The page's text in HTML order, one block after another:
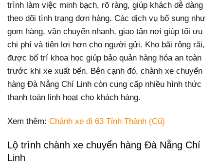
trình làm việc minh bạch, rõ ràng, giúp khách dễ dàng
theo dõi tình trạng đơn hàng. Các dịch vụ bổ sung như
gom hàng, vận chuyển nhanh, giao tận nơi giúp tối ưu
chi phí và tiện lợi hơn cho người gửi. Kho bãi rộng rãi,
được bố trí khoa học giúp bảo quản hàng hóa an toàn
trước khi xe xuất bến. Bên cạnh đó, chành xe chuyển
hàng Đà Nẵng Chí Linh còn cung cấp nhiều hình thức
thanh toán linh hoạt cho khách hàng.
Xem thêm: Chành xe đi 63 Tỉnh Thành (Cũ)
Lộ trình chành xe chuyển hàng Đà Nẵng Chí
Linh